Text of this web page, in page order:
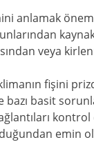
anlamak
veya
fişini
bazı basit
emin